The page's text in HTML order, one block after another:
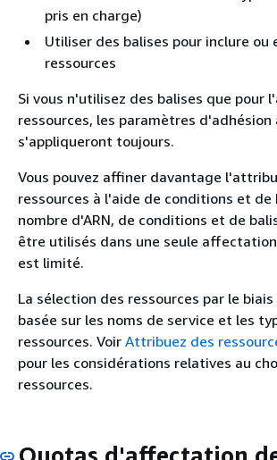
pris en charge)
Utiliser des balises pour inclure ou
ressources
Si vous n'utilisez des balises que pour
ressources, les paramètres d'adhésion
s'appliqueront toujours.
Vous pouvez affiner davantage
ressources à l'aide de conditions et de
nombre d'ARN, de conditions et de
être utilisés dans une seule
est limité.
La sélection des ressources par le biais
basée sur les noms de service et les
ressources. Voir Attribuez des
pour les considérations relatives au
ressources.